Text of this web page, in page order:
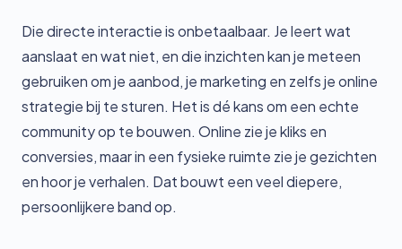
Die directe interactie is onbetaalbaar. Je leert wat
aanslaat en wat niet, en die inzichten kan je meteen
gebruiken om je aanbod, je marketing en zelfs je online
strategie bij te sturen. Het is dé kans om een echte
community op te bouwen. Online zie je kliks en
conversies, maar in een fysieke ruimte zie je gezichten
en hoor je verhalen. Dat bouwt een veel diepere,
persoonlijkere band op.